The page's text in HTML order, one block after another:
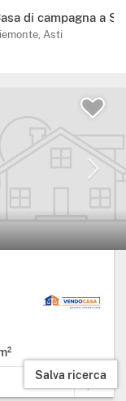
di campagna a
Asti
Asti.
metri quadrati.
m².
Salva ricerca